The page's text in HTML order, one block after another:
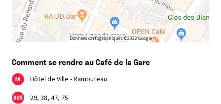
Données cartographiques ©2022 Google
Comment se rendre au Café de la Gare
Hôtel de Ville - Rambuteau
29, 38, 47, 75